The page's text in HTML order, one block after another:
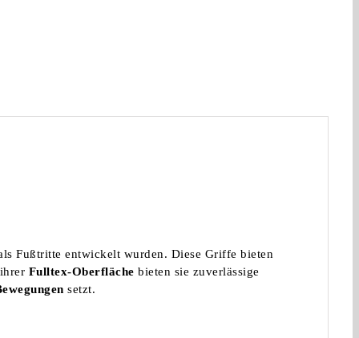
Fußtritte entwickelt wurden. Diese Griffe bieten
Fulltex-Oberfläche bieten sie zuverlässige
setzt.